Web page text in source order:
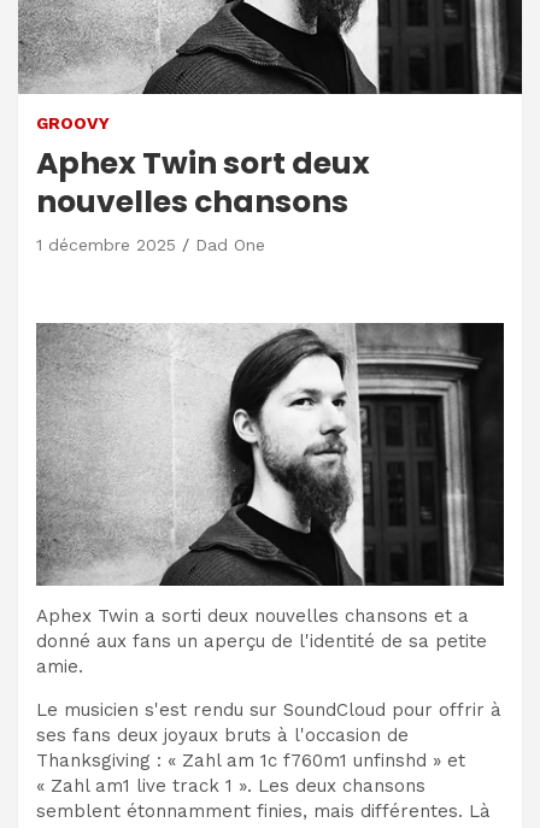
GROOVY
Aphex Twin sort deux
nouvelles chansons
1 décembre 2025 Dad One
Aphex Twin a sorti deux nouvelles chansons et a
donné aux fans un aperçu de l'identité de sa petite
amie.
Le musicien s'est rendu sur SoundCloud pour offrir à
ses fans deux joyaux bruts à l'occasion de
Thanksgiving : « Zahl am 1c f760m1 unfinshd » et
« Zahl am1 live track 1 ». Les deux chansons
semblent étonnamment finies, mais différentes. Là